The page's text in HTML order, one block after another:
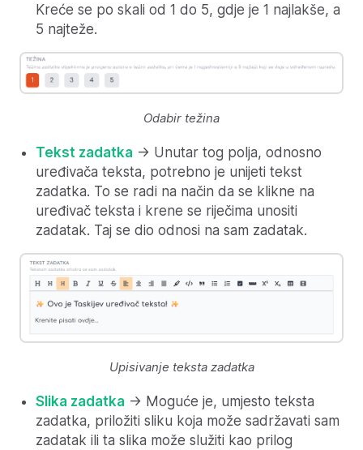
Kreće se po skali od 1 do 5, gdje je 1 najlakše, a
5 najteže.
Odabir težina
Tekst zadatka -> Unutar tog polja, odnosno
uređivača teksta, potrebno je unijeti tekst
zadatka. To se radi na način da se klikne na
uređivač teksta i krene se riječima unositi
zadatak. Taj se dio odnosi na sam zadatak.
Upisivanje teksta zadatka
Slika zadatka -> Moguće je, umjesto teksta
zadatka, priložiti sliku koja može sadržavati sam
zadatak ili ta slika može služiti kao prilog